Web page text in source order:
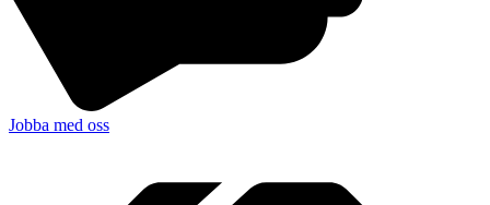
Jobba med oss